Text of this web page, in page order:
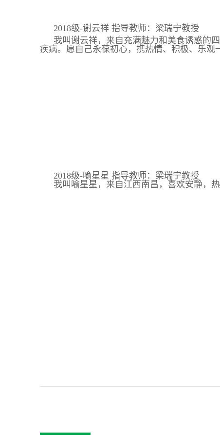
2018级-谢云祥 指导教师：梁瑞宁教授
我叫谢云祥，来自充满魅力和美食诱惑的
疾病。愿自己永葆初心，携热情、积极、乐观
2018级-喻星星 指导教师：梁瑞宁教授
我叫喻星星，来自江西南昌，喜欢安静，